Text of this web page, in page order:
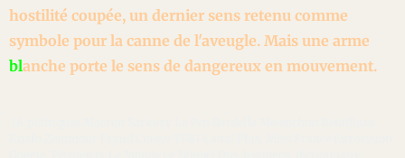
hostilité coupée, un dernier sens retenu comme
symbole pour la canne de l'aveugle. Mais une arme
blanche porte le sens de dangereux en mouvement.